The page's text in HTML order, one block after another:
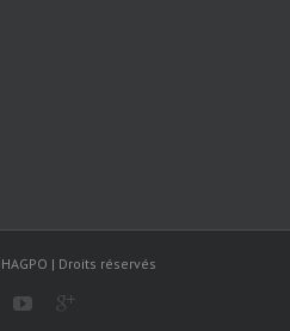
| Droits réservés